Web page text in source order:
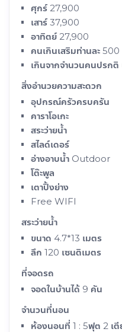
ศุกร์ 27,900
เสาร์ 37,900
อาทิตย์ 27,900
คนเกินเสริมท่านละ
เกินจากจำนวนคนปรก
สิ่งอำนวยความสะดวก
อุปกรณ์ครัวครบครัน
คาราโอเกะ
สระว่ายน้ำ
สไลด์เดอร์
อ่างอาบน้ำ Outdoor
โต๊ะพูล
เตาปิ้งย่าง
Free WIFI
สระว่ายน้ำ
ขนาด 4.7*13 เมตร
ลึก 120 เซนติเมตร
ที่จอดรถ
จอดในบ้านได้ 9 คัน
จำนวนที่นอน
ห้องนอนที่ 1 : 5ฟุต 2 เตี